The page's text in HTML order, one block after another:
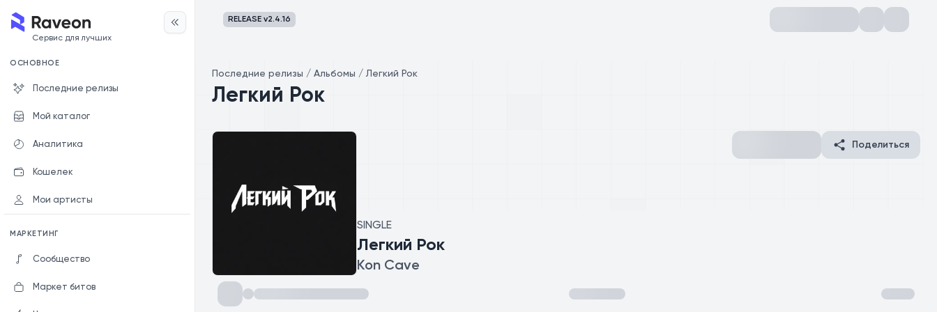
Сервис для лучших
ОСНОВНОЕ
Последние релизы
Мой каталог
Аналитика
Кошелек
Мои артисты
МАРКЕТИНГ
Сообщество
Маркет битов
RELEASE v2.4.16
Последние релизы / Альбомы / Легкий Рок
Легкий Рок
SINGLE
Легкий Рок
Kon Cave
Поделиться